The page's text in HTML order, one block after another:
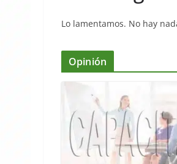
Lo lamentamos. No hay
Opinión